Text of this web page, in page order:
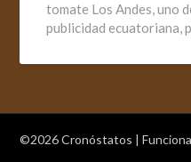
tomate Los Andes, uno
publicidad ecuatoriana,
©2026 Cronóstatos |